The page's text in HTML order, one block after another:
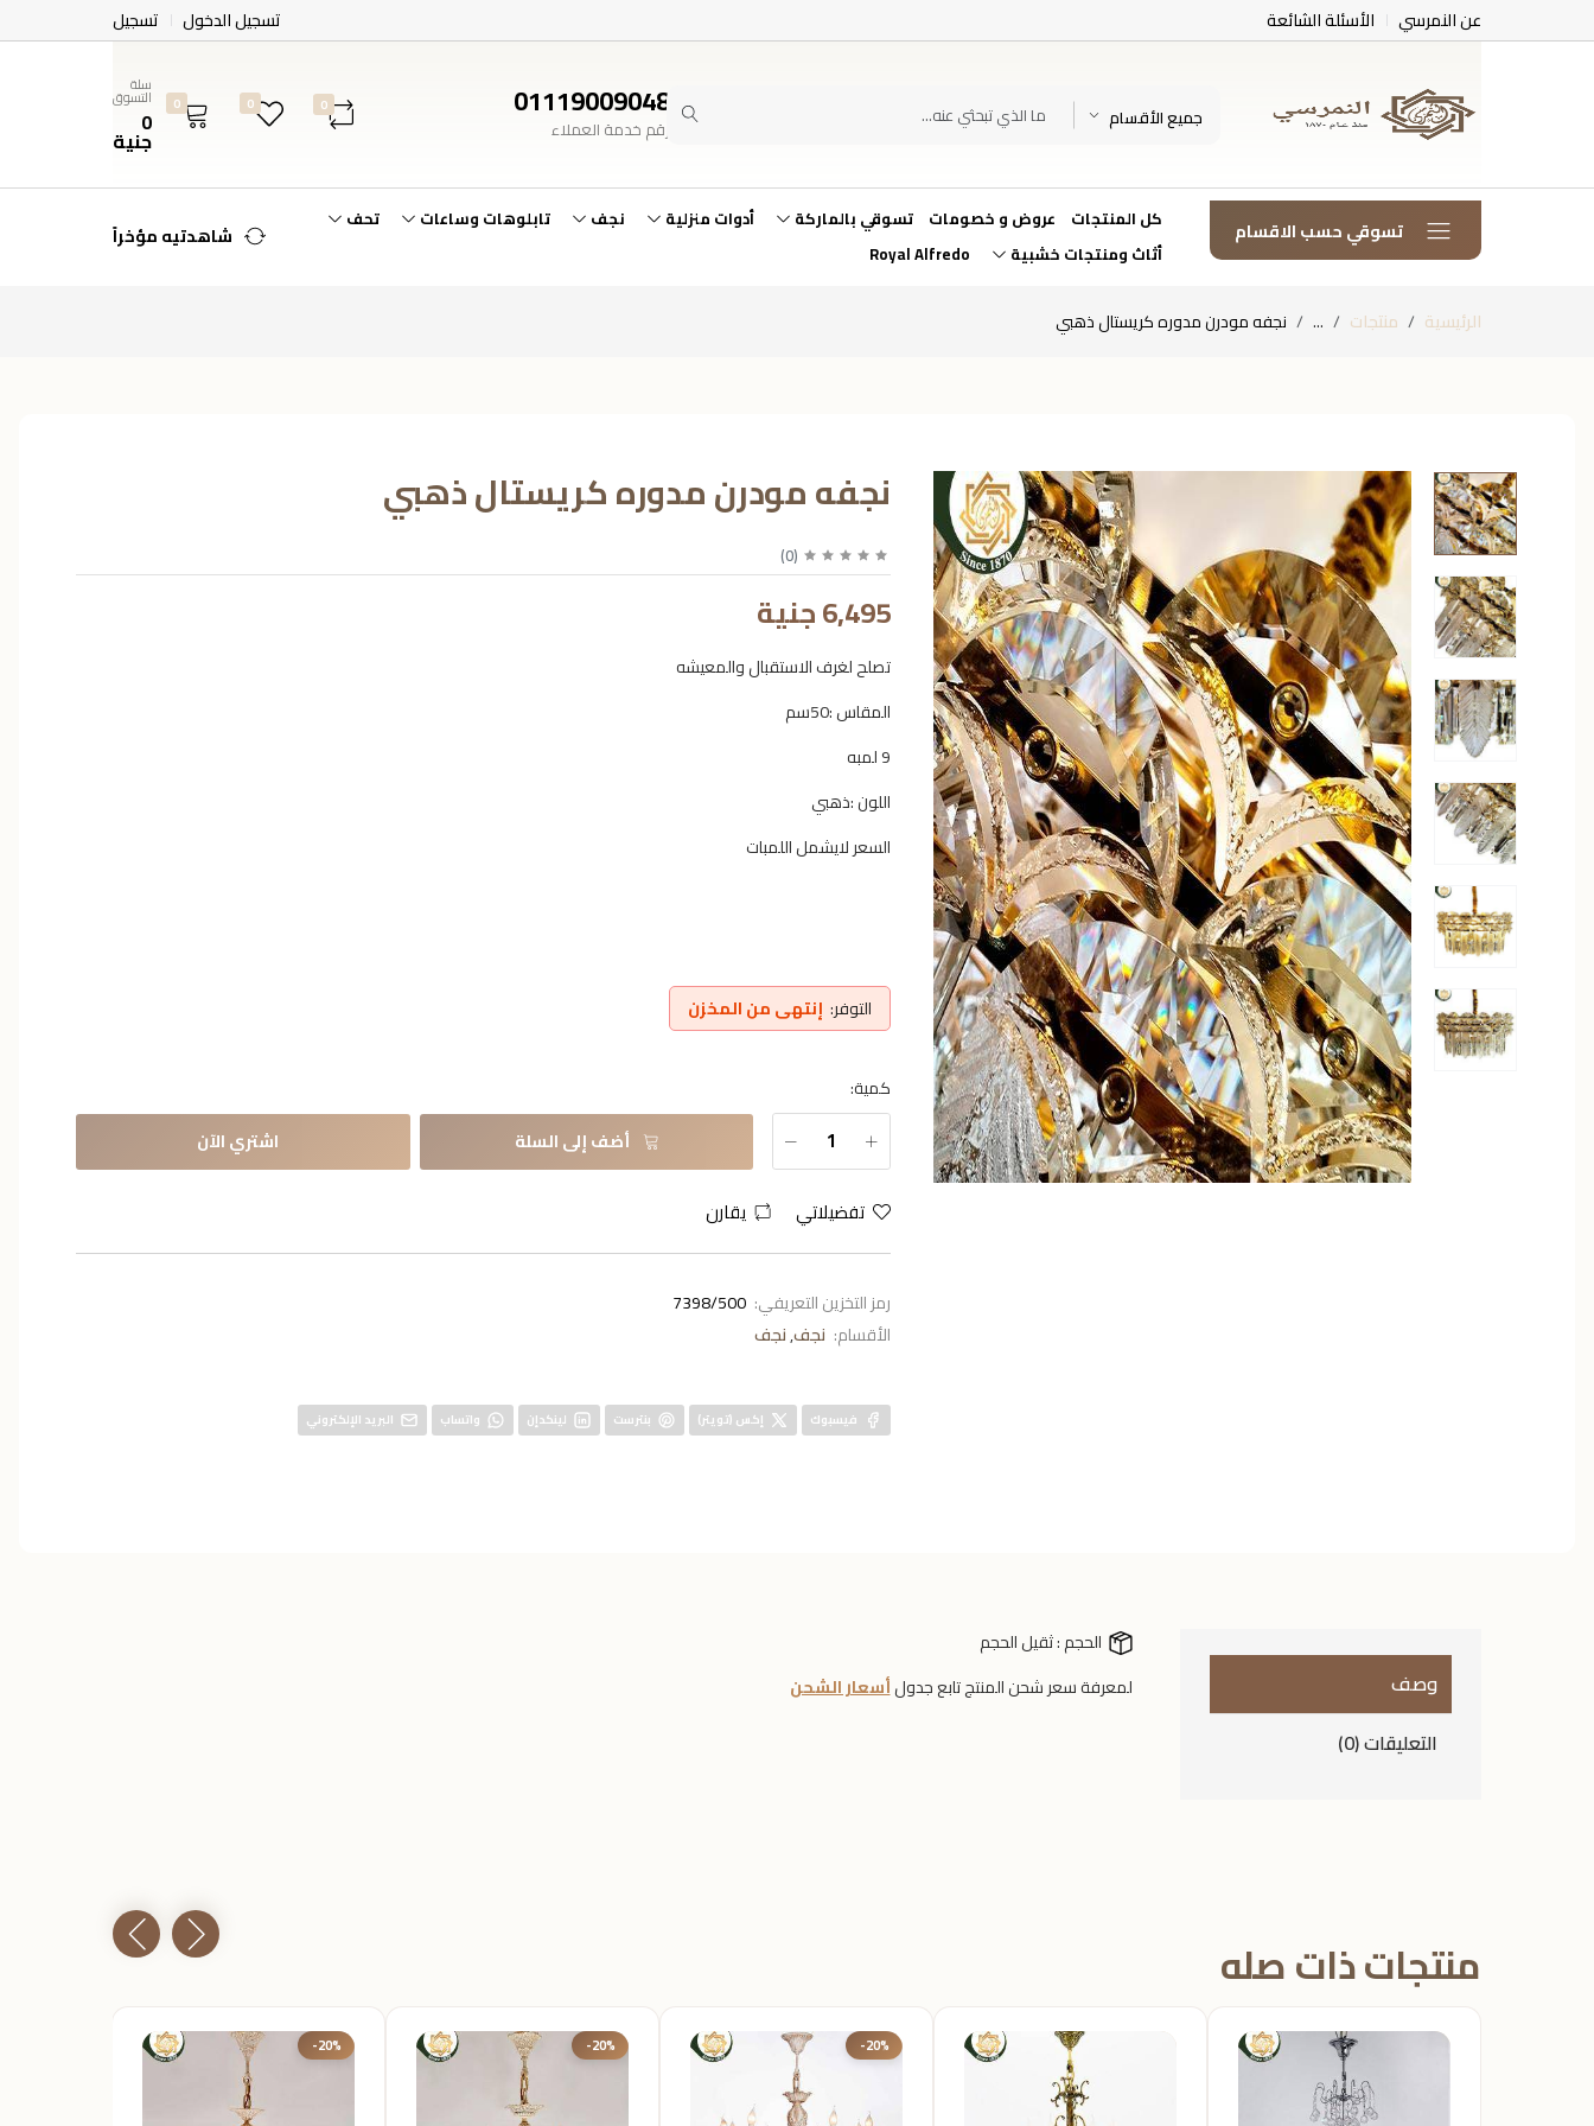
عن النمرسي الأسئلة الشائعة تسجيل الدخول تسجيل
جميع الأقسام 01119009048
رقم خدمة العملاء
0
0
0
سلة
التسوق
0
جنية
تسوقي حسب الاقسام كل المنتجات عروض و خصومات تسوقي بالماركة أدوات منزلية نجف تابلوهات وساعات
تحف
أثاث ومنتجات خشبية
Royal Alfredo
شاهدتيه مؤخراً
الرئيسية منتجات ... نجفه مودرن مدوره كريستال ذهبي
نجفه مودرن مدوره كريستال ذهبي
(
0
)
6,495 جنية
تصلح لغرف الاستقبال والمعيشه
المقاس :50سم
9 لمبه
اللون :ذهبي
السعر لايشمل اللمبات
التوفر: إنتهى من المخزن
كمية:
أضف إلى السلة
اشتري الآن
تفضيلاتي يقارن
رمز التخزين التعريفي: 7398/500
الأقسام: نجف,نجف
فيسبوك إكس (تويتر) بنترست لينكدإن واتساب البريد الإلكتروني
وصف
التعليقات (0)
الحجم :ثقيل الحجم
لمعرفة سعر شحن المنتج تابع جدولأسعار الشحن
منتجات ذات صله
-20%
-20%
-20%